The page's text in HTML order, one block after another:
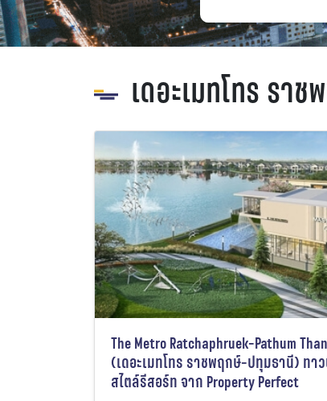
เดอะเมทโทร รา
The Metro Ratchaphruek-Pathum
(เดอะเมทโทร ราชพฤกษ์-ปทุมธานี) ทา
สไตล์รีสอร์ท จาก Property Perfect